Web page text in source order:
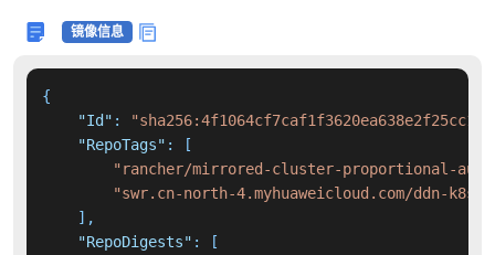
镜像信息
{
"Id" :
"RepoTags" :
[
"rancher/mirrored-cluster-proportional-
"swr.cn-north-4.myhuaweicloud.com/ddn-
] ,
"RepoDigests" :
[